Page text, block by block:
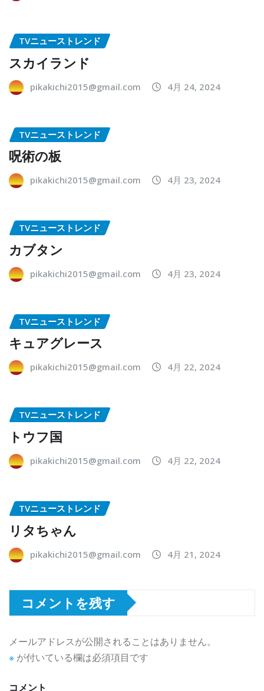
TVニューストレンド
スカイランド
pikakichi2015@gmail.com 4月 24, 2024
TVニューストレンド
呪術の板
pikakichi2015@gmail.com 4月 23, 2024
TVニューストレンド
カブタン
pikakichi2015@gmail.com 4月 23, 2024
TVニューストレンド
キュアグレース
pikakichi2015@gmail.com 4月 22, 2024
TVニューストレンド
トウフ国
pikakichi2015@gmail.com 4月 22, 2024
TVニューストレンド
リタちゃん
pikakichi2015@gmail.com 4月 21, 2024
コメントを残す
メールアドレスが公開されることはありません。
※ が付いている欄は必須項目です
コメント